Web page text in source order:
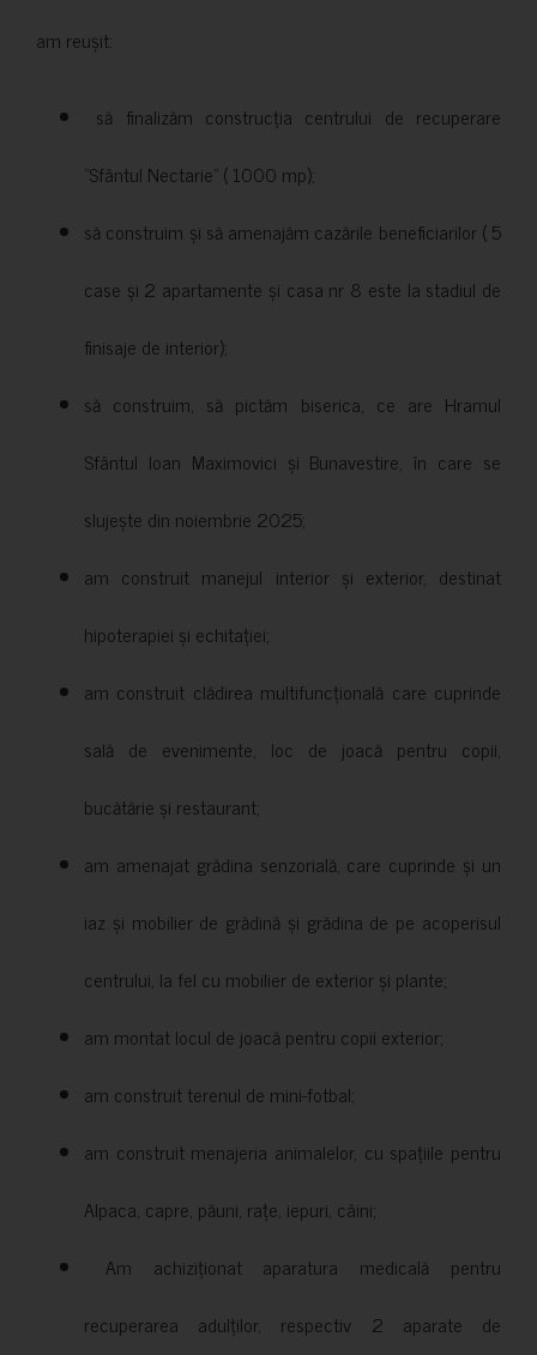
am reușit:
să finalizăm construcția centrului de recuperare
”Sfântul Nectarie” ( 1000 mp);
să construim și să amenajăm cazările beneficiarilor ( 5
case și 2 apartamente și casa nr 8 este la stadiul de
finisaje de interior);
să construim, să pictăm biserica, ce are Hramul
Sfântul Ioan Maximovici și Bunavestire, în care se
slujește din noiembrie 2025;
am construit manejul interior și exterior, destinat
hipoterapiei și echitației;
am construit clădirea multifuncțională care cuprinde
sală de evenimente, loc de joacă pentru copii,
bucătărie și restaurant;
am amenajat grădina senzorială, care cuprinde și un
iaz și mobilier de grădină și grădina de pe acoperisul
centrului, la fel cu mobilier de exterior și plante;
am montat locul de joacă pentru copii exterior;
am construit terenul de mini-fotbal;
am construit menajeria animalelor, cu spațiile pentru
Alpaca, capre, păuni, rațe, iepuri, câini;
Am achiziționat aparatura medicală pentru
recuperarea adulților, respectiv 2 aparate de